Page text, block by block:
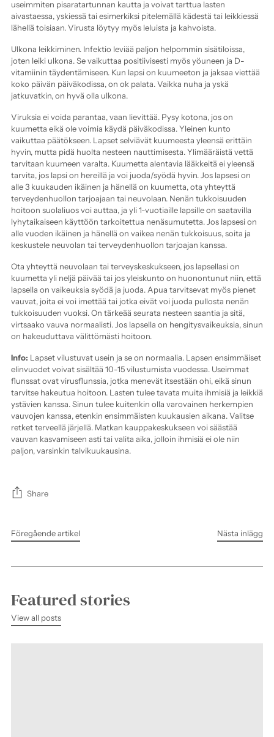
useimmiten pisaratartunnan kautta ja voivat tarttua lasten
aivastaessa, yskiessä tai esimerkiksi pitelemällä kädestä tai leikkiessä
lähellä toisiaan. Virusta löytyy myös leluista ja kahvoista.
Ulkona leikkiminen. Infektio leviää paljon helpommin sisätiloissa,
joten leiki ulkona. Se vaikuttaa positiivisesti myös yöuneen ja D-
vitamiinin täydentämiseen. Kun lapsi on kuumeeton ja jaksaa viettää
koko päivän päiväkodissa, on ok palata. Vaikka nuha ja yskä
jatkuvatkin, on hyvä olla ulkona.
Viruksia ei voida parantaa, vaan lievittää. Pysy kotona, jos on
kuumetta eikä ole voimia käydä päiväkodissa. Yleinen kunto
vaikuttaa päätökseen. Lapset selviävät kuumeesta yleensä erittäin
hyvin, mutta pidä huolta nesteen nauttimisesta. Ylimääräistä vettä
tarvitaan kuumeen varalta. Kuumetta alentavia lääkkeitä ei yleensä
tarvita, jos lapsi on hereillä ja voi juoda/syödä hyvin. Jos lapsesi on
alle 3 kuukauden ikäinen ja hänellä on kuumetta, ota yhteyttä
terveydenhuollon tarjoajaan tai neuvolaan. Nenän tukkoisuuden
hoitoon suolaliuos voi auttaa, ja yli 1-vuotiaille lapsille on saatavilla
lyhytaikaiseen käyttöön tarkoitettua nenäsumutetta. Jos lapsesi on
alle vuoden ikäinen ja hänellä on vaikea nenän tukkoisuus, soita ja
keskustele neuvolan tai terveydenhuollon tarjoajan kanssa.
Ota yhteyttä neuvolaan tai terveyskeskukseen, jos lapsellasi on
kuumetta yli neljä päivää tai jos yleiskunto on huonontunut niin, että
lapsella on vaikeuksia syödä ja juoda. Apua tarvitsevat myös pienet
vauvat, joita ei voi imettää tai jotka eivät voi juoda pullosta nenän
tukkoisuuden vuoksi. On tärkeää seurata nesteen saantia ja sitä,
virtsaako vauva normaalisti. Jos lapsella on hengitysvaikeuksia, sinun
on hakeuduttava välittömästi hoitoon.
Info: Lapset vilustuvat usein ja se on normaalia. Lapsen ensimmäiset
elinvuodet voivat sisältää 10-15 vilustumista vuodessa. Useimmat
flunssat ovat virusflunssia, jotka menevät itsestään ohi, eikä sinun
tarvitse hakeutua hoitoon. Lasten tulee tavata muita ihmisiä ja leikkiä
ystävien kanssa. Sinun tulee kuitenkin olla varovainen herkempien
vauvojen kanssa, etenkin ensimmäisten kuukausien aikana. Valitse
retket terveellä järjellä. Matkan kauppakeskukseen voi säästää
vauvan kasvamiseen asti tai valita aika, jolloin ihmisiä ei ole niin
paljon, varsinkin talvikuukausina.
Share
Föregående artikel Nästa inlägg
Featured stories
View all posts